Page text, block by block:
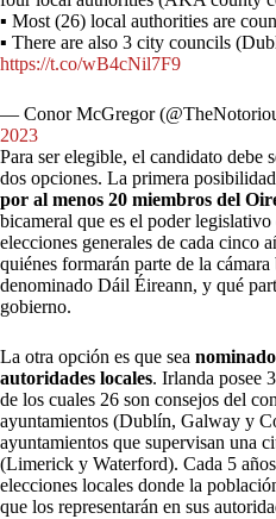
▪ Most (26) local authorities are
▪ There are also 3 city councils
https://t.co/wB4cNil7F9
— Conor McGregor
2023
Para ser elegible, el candidato debe
dos opciones. La primera posibilidad
por al menos 20 miembros del
bicameral que es el poder
elecciones generales de cada cinco
quiénes formarán parte de la
denominado Dáil Éireann, y qué
gobierno.
La otra opción es que sea
autoridades locales. Irlanda posee
de los cuales 26 son consejos del
ayuntamientos (Dublín, Galway y
ayuntamientos que supervisan una
(Limerick y Waterford). Cada 5
elecciones locales donde la
que los representarán en sus